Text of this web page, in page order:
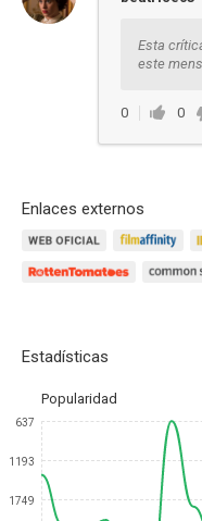
Esta
este
0 0
Enlaces externos
Estadísticas
Popularidad
637
1193
1749